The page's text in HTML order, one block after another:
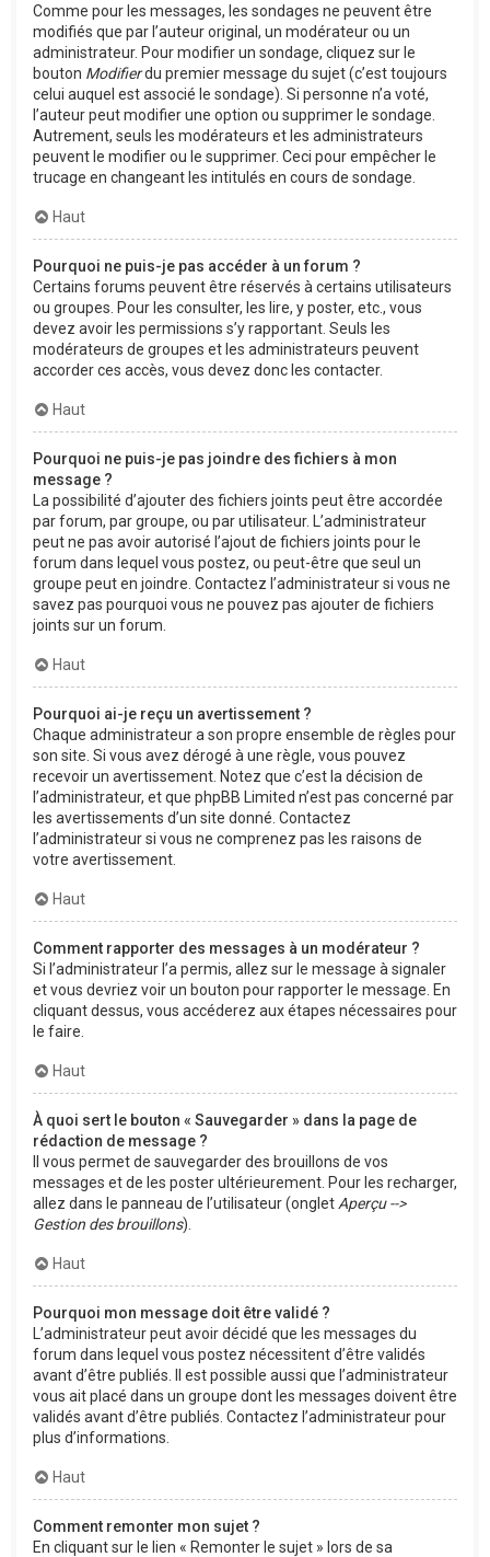
Comme pour les messages, les sondages ne peuvent être
modifiés que par l’auteur original, un modérateur ou un
administrateur. Pour modifier un sondage, cliquez sur le
bouton Modifierdu premier message du sujet (c’est toujours
celui auquel est associé le sondage). Si personne n’a voté,
l’auteur peut modifier une option ou supprimer le sondage.
Autrement, seuls les modérateurs et les administrateurs
peuvent le modifier ou le supprimer. Ceci pour empêcher le
trucage en changeant les intitulés en cours de sondage.
Haut
Pourquoi ne puis-je pas accéder à un forum ?
Certains forums peuvent être réservés à certains utilisateurs
ou groupes. Pour les consulter, les lire, y poster, etc., vous
devez avoir les permissions s’y rapportant. Seuls les
modérateurs de groupes et les administrateurs peuvent
accorder ces accès, vous devez donc les contacter.
Haut
Pourquoi ne puis-je pas joindre des fichiers à mon
message ?
La possibilité d’ajouter des fichiers joints peut être accordée
par forum, par groupe, ou par utilisateur. L’administrateur
peut ne pas avoir autorisé l’ajout de fichiers joints pour le
forum dans lequel vous postez, ou peut-être que seul un
groupe peut en joindre. Contactez l’administrateur si vous ne
savez pas pourquoi vous ne pouvez pas ajouter de fichiers
joints sur un forum.
Haut
Pourquoi ai-je reçu un avertissement ?
Chaque administrateur a son propre ensemble de règles pour
son site. Si vous avez dérogé à une règle, vous pouvez
recevoir un avertissement. Notez que c’est la décision de
l’administrateur, et que phpBB Limited n’est pas concerné par
les avertissements d’un site donné. Contactez
l’administrateur si vous ne comprenez pas les raisons de
votre avertissement.
Haut
Comment rapporter des messages à un modérateur ?
Si l’administrateur l’a permis, allez sur le message à signaler
et vous devriez voir un bouton pour rapporter le message. En
cliquant dessus, vous accéderez aux étapes nécessaires pour
le faire.
Haut
À quoi sert le bouton « Sauvegarder » dans la page de
rédaction de message ?
Il vous permet de sauvegarder des brouillons de vos
messages et de les poster ultérieurement. Pour les recharger,
allez dans le panneau de l’utilisateur (onglet Aperçu -->
Gestion des brouillons).
Haut
Pourquoi mon message doit être validé ?
L’administrateur peut avoir décidé que les messages du
forum dans lequel vous postez nécessitent d’être validés
avant d’être publiés. Il est possible aussi que l’administrateur
vous ait placé dans un groupe dont les messages doivent être
validés avant d’être publiés. Contactez l’administrateur pour
plus d’informations.
Haut
Comment remonter mon sujet ?
En cliquant sur le lien « Remonter le sujet » lors de sa